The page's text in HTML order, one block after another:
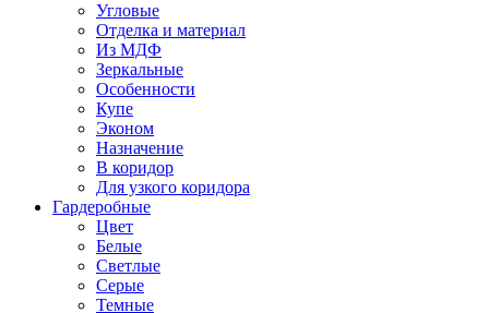
Угловые
Отделка и материал
Из МДФ
Зеркальные
Особенности
Купе
Эконом
Назначение
В коридор
Для узкого коридора
Гардеробные
Цвет
Белые
Светлые
Серые
Темные